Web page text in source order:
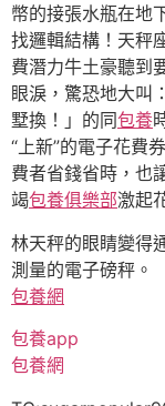
幣的接張水瓶在地
找邏輯結構！天秤
費潛力牛土豪聽到
眼淚，驚恐地大叫
墅換！」的同包養
“上新”的電子花費
費者省錢省時，也
竭包養俱樂部激起
林天秤的眼睛變得
測量的電子磅秤。
包養網
包養app
包養網